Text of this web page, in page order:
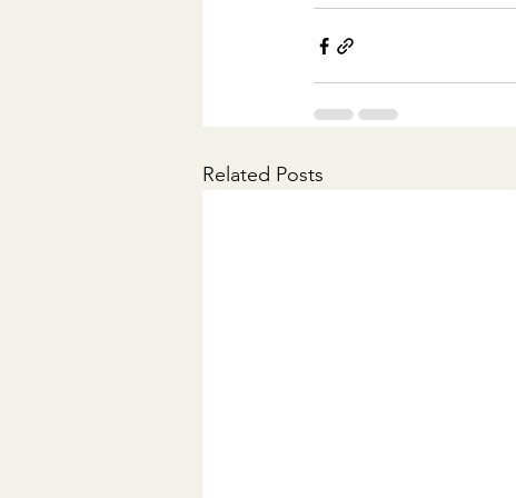
Related Posts